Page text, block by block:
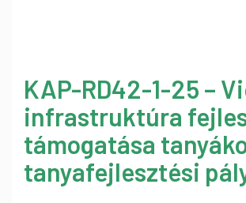
KAP-RD42-1-25 –
infrastruktúra
támogatása
tanyafejlesztési